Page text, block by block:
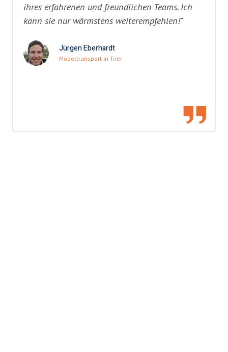
ihres erfahrenen und freundlichen Teams. Ich
kann sie nur wärmstens weiterempfehlen!"
Jürgen Eberhardt
Möbeltransport in Trier